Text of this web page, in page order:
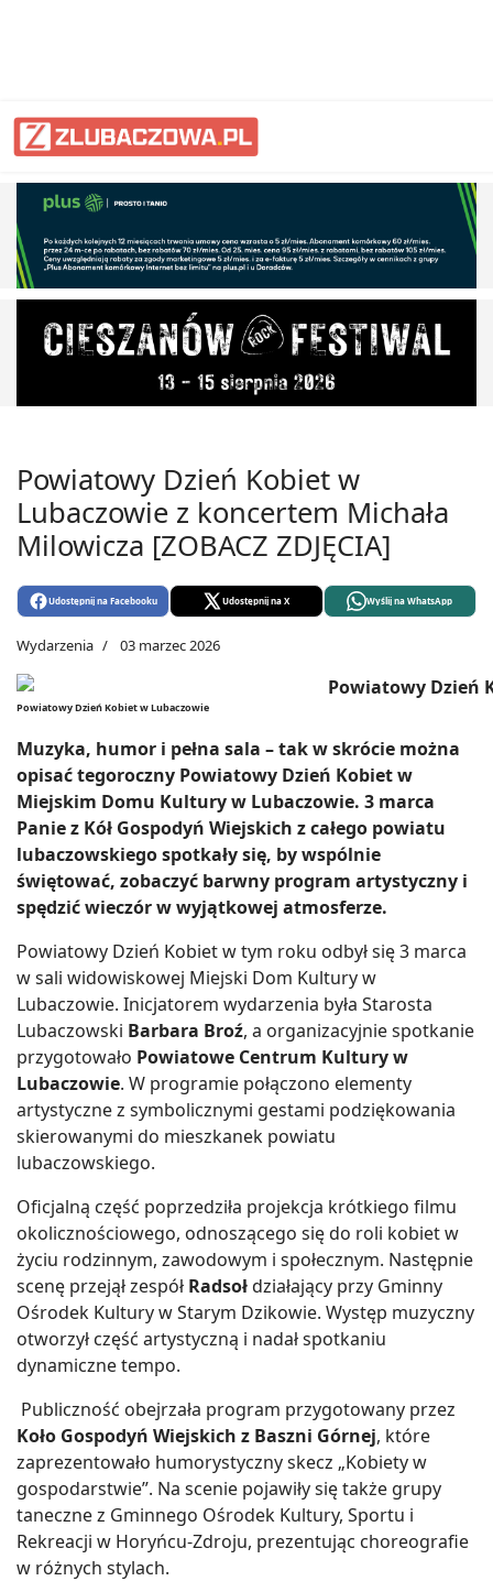
Powiatowy Dzień Kobiet w
Lubaczowie z koncertem Michała
Milowicza [ZOBACZ ZDJĘCIA]
Udostępnij na Facebooku Udostępnij na X Wyślij na WhatsApp
Wydarzenia 03 marzec 2026
Powiatowy Dzień Kobiet w Lubaczowie
Muzyka, humor i pełna sala – tak w skrócie można
opisać tegoroczny Powiatowy Dzień Kobiet w
Miejskim Domu Kultury w Lubaczowie. 3 marca
Panie z Kół Gospodyń Wiejskich z całego powiatu
lubaczowskiego spotkały się, by wspólnie
świętować, zobaczyć barwny program artystyczny i
spędzić wieczór w wyjątkowej atmosferze.
Powiatowy Dzień Kobiet w tym roku odbył się 3 marca
w sali widowiskowej Miejski Dom Kultury w
Lubaczowie. Inicjatorem wydarzenia była Starosta
Lubaczowski Barbara Broź, a organizacyjnie spotkanie
przygotowało Powiatowe Centrum Kultury w
Lubaczowie. W programie połączono elementy
artystyczne z symbolicznymi gestami podziękowania
skierowanymi do mieszkanek powiatu
lubaczowskiego.
Oficjalną część poprzedziła projekcja krótkiego filmu
okolicznościowego, odnoszącego się do roli kobiet w
życiu rodzinnym, zawodowym i społecznym. Następnie
scenę przejął zespół Radsołdziałający przy Gminny
Ośrodek Kultury w Starym Dzikowie. Występ muzyczny
otworzył część artystyczną i nadał spotkaniu
dynamiczne tempo.
Publiczność obejrzała program przygotowany przez
Koło Gospodyń Wiejskich z Baszni Górnej, które
zaprezentowało humorystyczny skecz „Kobiety w
gospodarstwie”. Na scenie pojawiły się także grupy
taneczne z Gminnego Ośrodek Kultury, Sportu i
Rekreacji w Horyńcu-Zdroju, prezentując choreografie
w różnych stylach.